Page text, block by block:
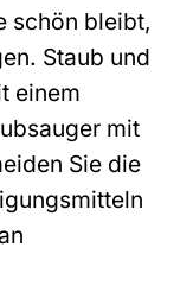
schön bleibt,
Staub und
einem
mit
Sie die